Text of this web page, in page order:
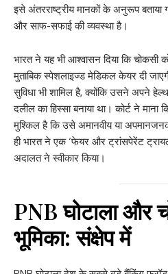
इसे अंतरराष्ट्रीय मानकों के अनुरूप बताया
और साफ-सफाई की व्यवस्था है।
भारत ने यह भी आश्वासन दिया कि चोकसी
मुताबिक स्पेशलाइज्ड मेडिकल केयर दी
सुविधा भी शामिल है, क्योंकि उसने अपने
दलील का हिस्सा बनाया था। कोर्ट ने
मुश्किल है कि उसे अमानवीय या
ही भारत ने एक ‘फेयर और ट्रांसपेरेंट ट्रायल
अदालत ने स्वीकार किया।
PNB घोटाला और
भूमिका: संक्षेप में